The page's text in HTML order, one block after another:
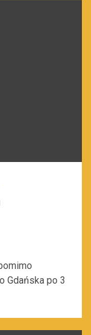
Gdańska po 3